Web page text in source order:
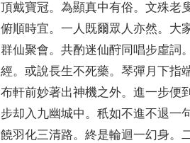
頂戴寶冠。為顯真中有俗。文殊老
俯順時宜。一人既爾眾人亦然。 大
群仙聚會。共酌迷仙酧同唱步虛詞
經。或說長生不死藥。琴彈月下指
布軒前妙著出神機之外。進一步便
步却入九幽城中。秖如不進不退一
饒羽化三清路。終是輪迴一幻身。